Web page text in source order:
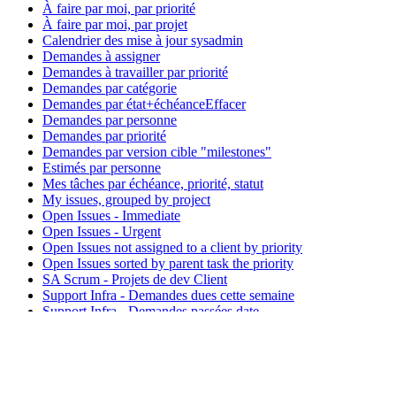
À faire par moi, par priorité
À faire par moi, par projet
Calendrier des mise à jour sysadmin
Demandes à assigner
Demandes à travailler par priorité
Demandes par catégorie
Demandes par état+échéanceEffacer
Demandes par personne
Demandes par priorité
Demandes par version cible "milestones"
Estimés par personne
Mes tâches par échéance, priorité, statut
My issues, grouped by project
Open Issues - Immediate
Open Issues - Urgent
Open Issues not assigned to a client by priority
Open Issues sorted by parent task the priority
SA Scrum - Projets de dev Client
Support Infra - Demandes dues cette semaine
Support Infra - Demandes passées date